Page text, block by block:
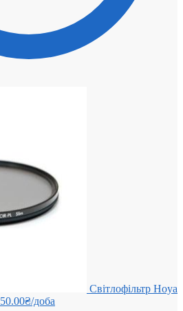
Світлофільтр Hoya
50.00₴/доба